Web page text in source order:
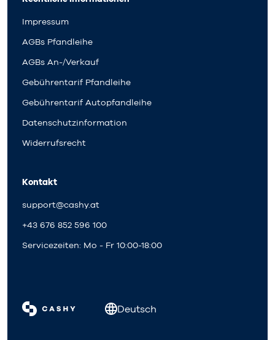
Impressum
AGBs Pfandleihe
AGBs An-/Verkauf
Gebührentarif Pfandleihe
Gebührentarif Autopfandleihe
Datenschutzinformation
Widerrufsrecht
Kontakt
support@cashy.at
+43 676 852 596 100
Servicezeiten: Mo - Fr 10:00-18:00
Deutsch